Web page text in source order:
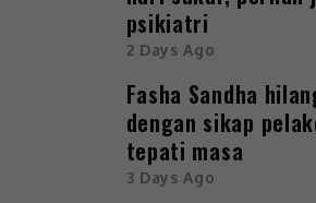
psikiatri
2 Days Ago
Fasha Sandha
dengan sikap
tepati masa
3 Days Ago